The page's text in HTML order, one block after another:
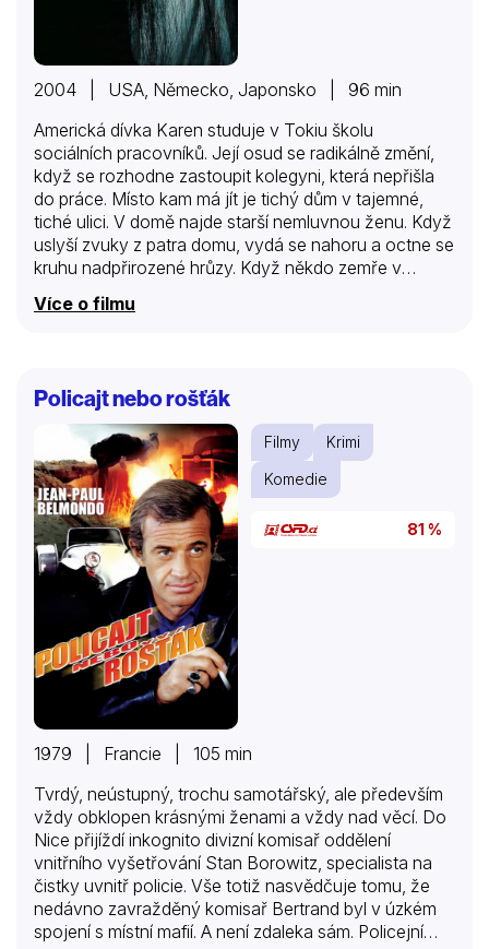
2004 | USA, Německo, Japonsko | 96 min
Americká dívka Karen studuje v Tokiu školu
sociálních pracovníků. Její osud se radikálně změní,
když se rozhodne zastoupit kolegyni, která nepřišla
do práce. Místo kam má jít je tichý dům v tajemné,
tiché ulici. V domě najde starší nemluvnou ženu. Když
uslyší zvuky z patra domu, vydá se nahoru a octne se
kruhu nadpřirozené hrůzy. Když někdo zemře v
shání oběti, nedá jim spát, pokud je nedožene k
Více o filmu
Policajt nebo rošťák
Filmy
Krimi
Komedie
81 %
1979 | Francie | 105 min
Tvrdý, neústupný, trochu samotářský, ale především
vždy obklopen krásnými ženami a vždy nad věcí. Do
Nice přijíždí inkognito divizní komisař oddělení
vnitřního vyšetřování Stan Borowitz, specialista na
čistky uvnitř policie. Vše totiž nasvědčuje tomu, že
nedávno zavražděný komisař Bertrand byl v úzkém
spojení s místní mafií. A není zdaleka sám. Policejní